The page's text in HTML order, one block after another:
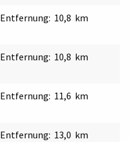
Entfernung: 10,8 km
Entfernung: 10,8 km
Entfernung: 11,6 km
Entfernung: 13,0 km